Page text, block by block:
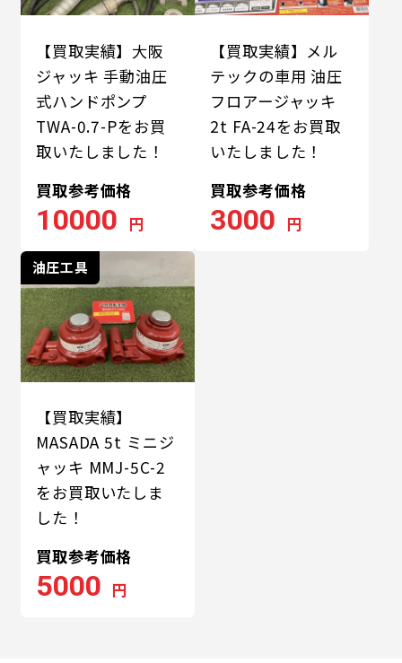
【買取実績】大阪
ジャッキ 手動油圧
式ハンドポンプ
TWA-0.7-Pをお買
取いたしました！
買取参考価格
10000 円
【買取実績】メル
テックの車用 油圧
フロアージャッキ
2t FA-24をお買取
いたしました！
買取参考価格
3000 円
油圧工具
【買取実績】
MASADA 5t ミニジ
ャッキ MMJ-5C-2
をお買取いたしま
した！
買取参考価格
5000 円